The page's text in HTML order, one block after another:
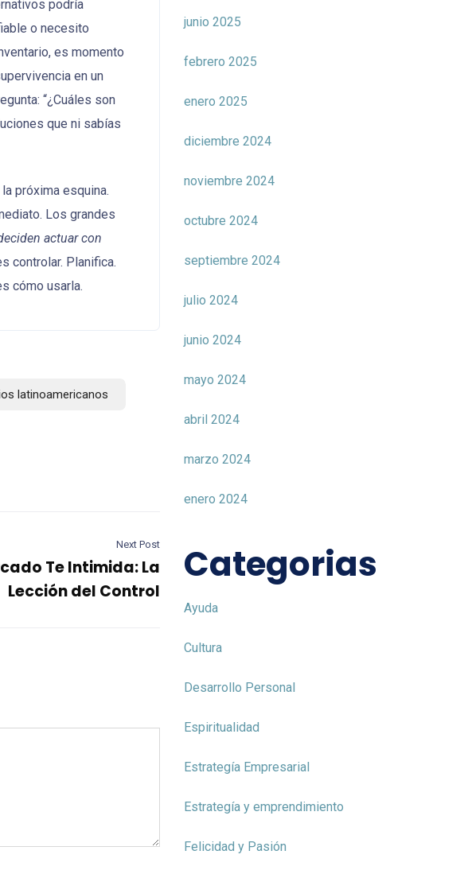
podría
o necesito
es momento
en un
“¿Cuáles son
que ni sabías
próxima esquina.
Los grandes
actuar con
controlar. Planifica.
cómo usarla.
latinoamericanos
Next Post
Te Intimida: La
Lección del Control
junio 2025
febrero 2025
enero 2025
diciembre 2024
noviembre 2024
octubre 2024
septiembre 2024
julio 2024
junio 2024
mayo 2024
abril 2024
marzo 2024
enero 2024
Categorias
Ayuda
Cultura
Desarrollo Personal
Espiritualidad
Estrategía Empresarial
Estrategía y emprendimiento
Felicidad y Pasión